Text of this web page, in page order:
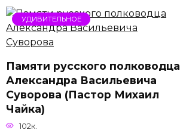
УДИВИТЕЛЬНОЕ
Памяти русского полководца
Александра Васильевича
Суворова (Пастор Михаил
Чайка)
102к.